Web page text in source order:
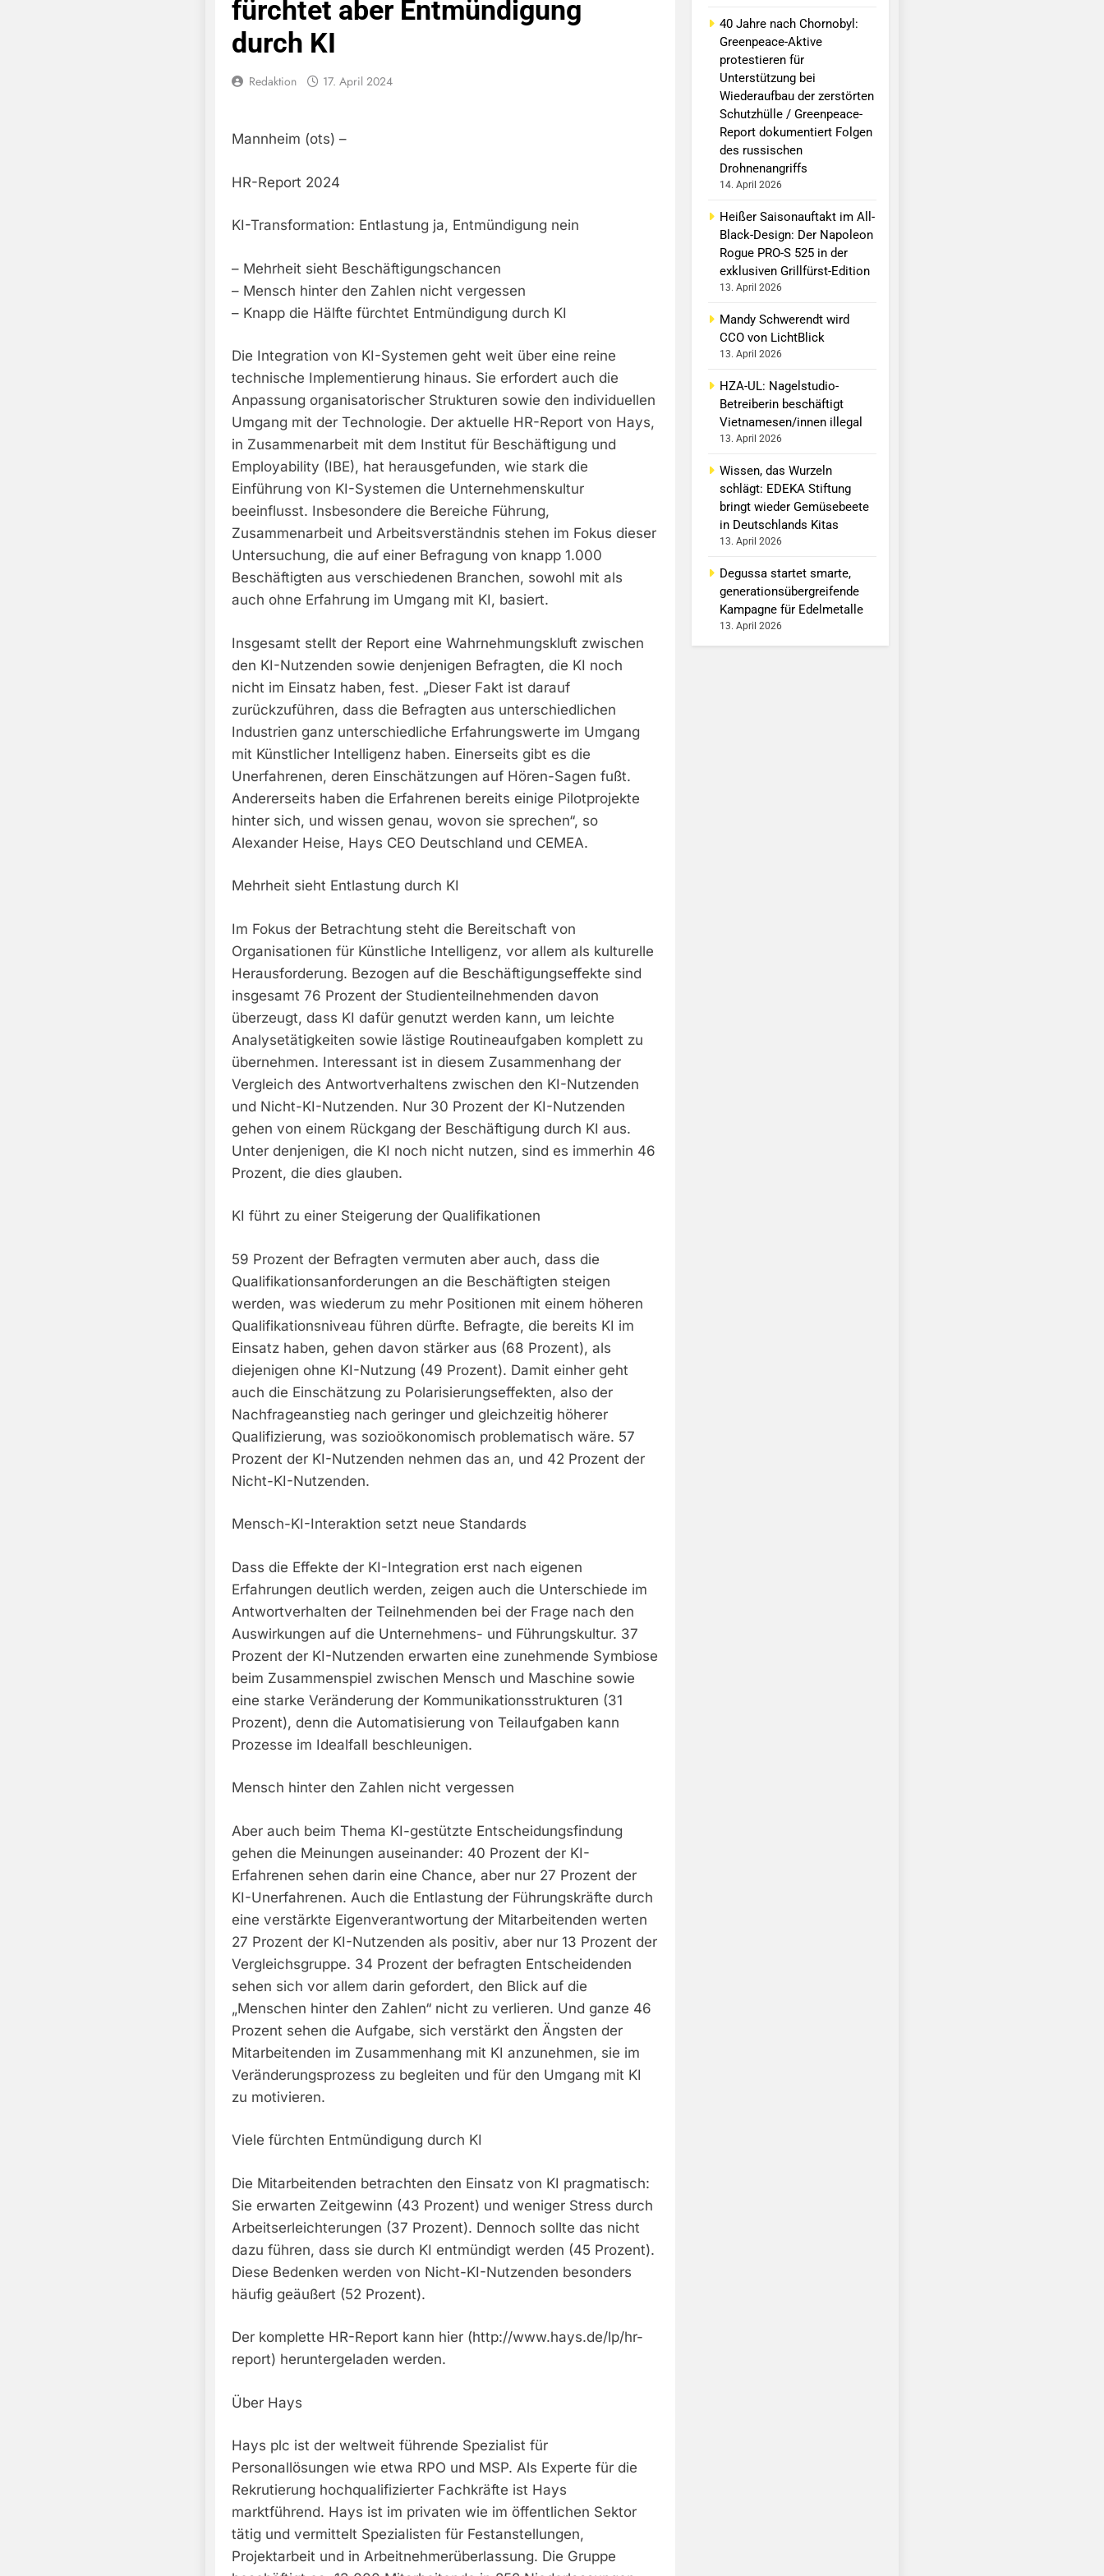
fürchtet aber Entmündigung
durch KI
Redaktion 17. April 2024
Mannheim (ots) –
HR-Report 2024
KI-Transformation: Entlastung ja, Entmündigung nein
– Mehrheit sieht Beschäftigungschancen
– Mensch hinter den Zahlen nicht vergessen
– Knapp die Hälfte fürchtet Entmündigung durch KI
Die Integration von KI-Systemen geht weit über eine reine
technische Implementierung hinaus. Sie erfordert auch die
Anpassung organisatorischer Strukturen sowie den individuellen
Umgang mit der Technologie. Der aktuelle HR-Report von Hays,
in Zusammenarbeit mit dem Institut für Beschäftigung und
Employability (IBE), hat herausgefunden, wie stark die
Einführung von KI-Systemen die Unternehmenskultur
beeinflusst. Insbesondere die Bereiche Führung,
Zusammenarbeit und Arbeitsverständnis stehen im Fokus dieser
Untersuchung, die auf einer Befragung von knapp 1.000
Beschäftigten aus verschiedenen Branchen, sowohl mit als
auch ohne Erfahrung im Umgang mit KI, basiert.
Insgesamt stellt der Report eine Wahrnehmungskluft zwischen
den KI-Nutzenden sowie denjenigen Befragten, die KI noch
nicht im Einsatz haben, fest. „Dieser Fakt ist darauf
zurückzuführen, dass die Befragten aus unterschiedlichen
Industrien ganz unterschiedliche Erfahrungswerte im Umgang
mit Künstlicher Intelligenz haben. Einerseits gibt es die
Unerfahrenen, deren Einschätzungen auf Hören-Sagen fußt.
Andererseits haben die Erfahrenen bereits einige Pilotprojekte
hinter sich, und wissen genau, wovon sie sprechen“, so
Alexander Heise, Hays CEO Deutschland und CEMEA.
Mehrheit sieht Entlastung durch KI
Im Fokus der Betrachtung steht die Bereitschaft von
Organisationen für Künstliche Intelligenz, vor allem als kulturelle
Herausforderung. Bezogen auf die Beschäftigungseffekte sind
insgesamt 76 Prozent der Studienteilnehmenden davon
überzeugt, dass KI dafür genutzt werden kann, um leichte
Analysetätigkeiten sowie lästige Routineaufgaben komplett zu
übernehmen. Interessant ist in diesem Zusammenhang der
Vergleich des Antwortverhaltens zwischen den KI-Nutzenden
und Nicht-KI-Nutzenden. Nur 30 Prozent der KI-Nutzenden
gehen von einem Rückgang der Beschäftigung durch KI aus.
Unter denjenigen, die KI noch nicht nutzen, sind es immerhin 46
Prozent, die dies glauben.
KI führt zu einer Steigerung der Qualifikationen
59 Prozent der Befragten vermuten aber auch, dass die
Qualifikationsanforderungen an die Beschäftigten steigen
werden, was wiederum zu mehr Positionen mit einem höheren
Qualifikationsniveau führen dürfte. Befragte, die bereits KI im
Einsatz haben, gehen davon stärker aus (68 Prozent), als
diejenigen ohne KI-Nutzung (49 Prozent). Damit einher geht
auch die Einschätzung zu Polarisierungseffekten, also der
Nachfrageanstieg nach geringer und gleichzeitig höherer
Qualifizierung, was sozioökonomisch problematisch wäre. 57
Prozent der KI-Nutzenden nehmen das an, und 42 Prozent der
Nicht-KI-Nutzenden.
Mensch-KI-Interaktion setzt neue Standards
Dass die Effekte der KI-Integration erst nach eigenen
Erfahrungen deutlich werden, zeigen auch die Unterschiede im
Antwortverhalten der Teilnehmenden bei der Frage nach den
Auswirkungen auf die Unternehmens- und Führungskultur. 37
Prozent der KI-Nutzenden erwarten eine zunehmende Symbiose
beim Zusammenspiel zwischen Mensch und Maschine sowie
eine starke Veränderung der Kommunikationsstrukturen (31
Prozent), denn die Automatisierung von Teilaufgaben kann
Prozesse im Idealfall beschleunigen.
Mensch hinter den Zahlen nicht vergessen
Aber auch beim Thema KI-gestützte Entscheidungsfindung
gehen die Meinungen auseinander: 40 Prozent der KI-
Erfahrenen sehen darin eine Chance, aber nur 27 Prozent der
KI-Unerfahrenen. Auch die Entlastung der Führungskräfte durch
eine verstärkte Eigenverantwortung der Mitarbeitenden werten
27 Prozent der KI-Nutzenden als positiv, aber nur 13 Prozent der
Vergleichsgruppe. 34 Prozent der befragten Entscheidenden
sehen sich vor allem darin gefordert, den Blick auf die
„Menschen hinter den Zahlen“ nicht zu verlieren. Und ganze 46
Prozent sehen die Aufgabe, sich verstärkt den Ängsten der
Mitarbeitenden im Zusammenhang mit KI anzunehmen, sie im
Veränderungsprozess zu begleiten und für den Umgang mit KI
zu motivieren.
Viele fürchten Entmündigung durch KI
Die Mitarbeitenden betrachten den Einsatz von KI pragmatisch:
Sie erwarten Zeitgewinn (43 Prozent) und weniger Stress durch
Arbeitserleichterungen (37 Prozent). Dennoch sollte das nicht
dazu führen, dass sie durch KI entmündigt werden (45 Prozent).
Diese Bedenken werden von Nicht-KI-Nutzenden besonders
häufig geäußert (52 Prozent).
Der komplette HR-Report kann hier (http://www.hays.de/lp/hr-
report) heruntergeladen werden.
Über Hays
Hays plc ist der weltweit führende Spezialist für
Personallösungen wie etwa RPO und MSP. Als Experte für die
Rekrutierung hochqualifizierter Fachkräfte ist Hays
marktführend. Hays ist im privaten wie im öffentlichen Sektor
tätig und vermittelt Spezialisten für Festanstellungen,
Projektarbeit und in Arbeitnehmerüberlassung. Die Gruppe
40 Jahre nach Chornobyl:
Greenpeace-Aktive
protestieren für
Unterstützung bei
Wiederaufbau der zerstörten
Schutzhülle / Greenpeace-
Report dokumentiert Folgen
des russischen
Drohnenangriffs
14. April 2026
Heißer Saisonauftakt im All-
Black-Design: Der Napoleon
Rogue PRO-S 525 in der
exklusiven Grillfürst-Edition
13. April 2026
Mandy Schwerendt wird
CCO von LichtBlick
13. April 2026
HZA-UL: Nagelstudio-
Betreiberin beschäftigt
Vietnamesen/innen illegal
13. April 2026
Wissen, das Wurzeln
schlägt: EDEKA Stiftung
bringt wieder Gemüsebeete
in Deutschlands Kitas
13. April 2026
Degussa startet smarte,
generationsübergreifende
Kampagne für Edelmetalle
13. April 2026